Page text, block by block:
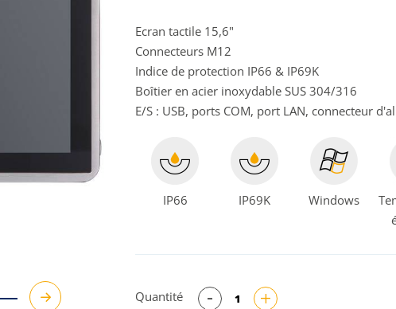
Suivant
Ecran tactile 15,6"
Connecteurs M12
Indice de protection IP66 & IP69K
Boîtier en acier inoxydable SUS 304/316
E/S : USB, ports COM, port LAN, connecteur
IP66 IP69K Windows
Quantité